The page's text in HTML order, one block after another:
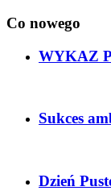
Co nowego
WYKAZ
Sukces
Dzień